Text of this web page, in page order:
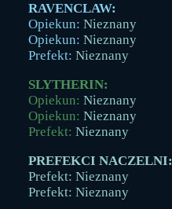
RAVENCLAW:
Opiekun: Nieznany
Opiekun: Nieznany
Prefekt: Nieznany
SLYTHERIN:
Opiekun: Nieznany
Opiekun: Nieznany
Prefekt: Nieznany
PREFEKCI NACZELNI:
Prefekt: Nieznany
Prefekt: Nieznany